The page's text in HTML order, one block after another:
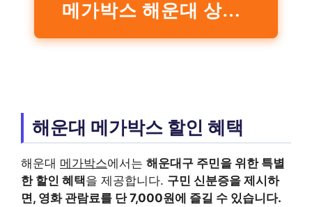
메가박스 해운대 상영시간표 공식 홈페이지
해운대 메가박스 할인 혜택
해운대 메가박스에서는 해운대구 주민을 위한 특별
한 할인 혜택을 제공합니다. 구민 신분증을 제시하
면, 영화 관람료를 단 7,000원에 즐길 수 있습니다.